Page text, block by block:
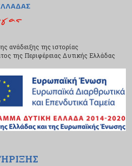
ανάδειξης της ιστορίας
της Περιφέρειας Δυτικής Ελλάδας